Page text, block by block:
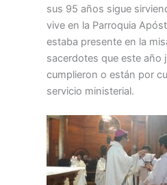
sus 95 años sigue
vive en la Parroquia
estaba presente en la
sacerdotes que este año
cumplieron o están por
servicio ministerial.